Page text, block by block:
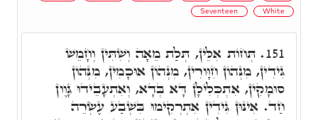
Seventeen White
151. תְּחוֹת אִלֵּין, תְּלַת מֵאָה וְשִׁתִּין וְחָמֵשׁ
גִּידִין, מִנְּהוֹן חִוָּורִין, מִנְּהוֹן אוּכָמִין, מִנְּהוֹן
סוּמָקִין, אִתְכְּלִילָן דָּא בְּדָא, וְאִתְעָבֵידוּ גָּוֶון
חַד. אִינּוּן גִּידִין אִתְרְקִימוּ בִּשְׁבַע עֶשְׂרֵה